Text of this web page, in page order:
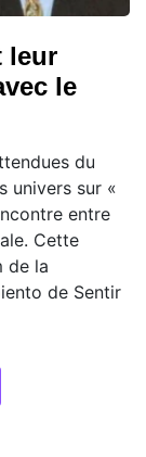
leur
le
du
univers sur «
entre
Cette
de la
de Sentir